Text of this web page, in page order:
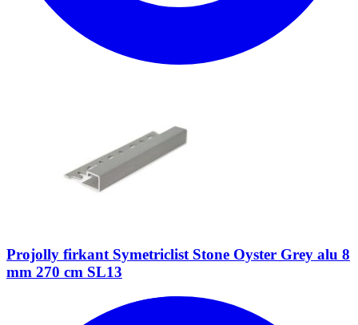
Projolly firkant Symetriclist Stone Oyster Grey alu 8
mm 270 cm SL13